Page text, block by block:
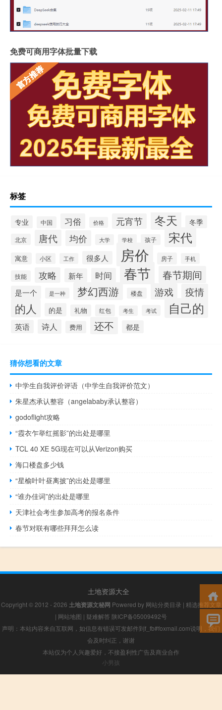
免费可商用字体批量下载
标签
专业 中国 习俗 价格 元宵节 冬天 冬季
北京 唐代 均价 大学 学校 孩子 宋代
寓意 小区 工作 很多人 房价 房子 手机
技能 攻略 新年 时间 春节 春节期间
是一个 是一种 梦幻西游 楼盘 游戏 疫情
的人 的是 礼物 红包 考生 考试 自己的
英语 诗人 费用 还不 都是
猜你想看的文章
中学生自我评价评语（中学生自我评价范文）
朱星杰承认整容（angelababy承认整容）
godoflight攻略
“霞衣乍举红摇影”的出处是哪里
TCL 40 XE 5G现在可以从Verizon购买
海口楼盘多少钱
“星榆叶叶昼离披”的出处是哪里
“谁办佳词”的出处是哪里
天津社会考生参加高考的报名条件
春节对联有哪些拜拜怎么读
土地资源大全
Copyright © 2012 - 2026 土地资源文秘网 Powered by 网站分类目录 | 精选推荐文章
| 网站地图 | 疑难解答 陕ICP备05009492号
声明：本站内容来自互联网，如信息有错误可发邮件到f_fb#foxmail.com说明，我们
会及时纠正，谢谢
本站仅为个人兴趣爱好，不接盈利性广告及商业合作
小男孩